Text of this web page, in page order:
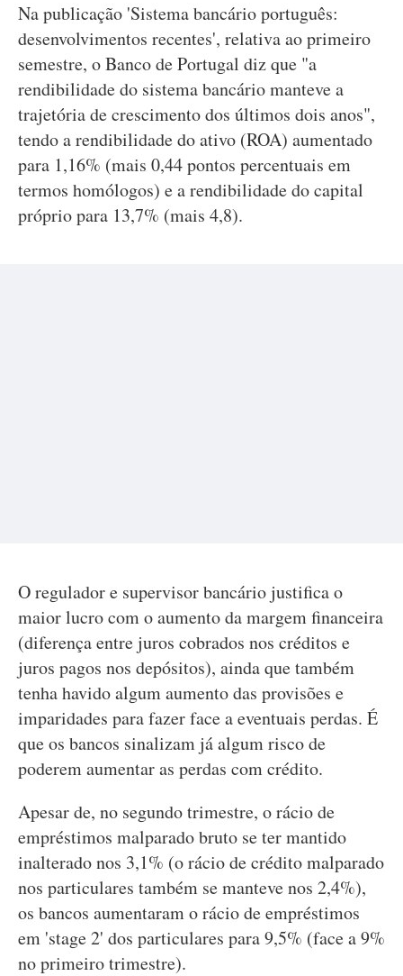
Na publicação 'Sistema bancário português:
desenvolvimentos recentes', relativa ao primeiro
semestre, o Banco de Portugal diz que "a
rendibilidade do sistema bancário manteve a
trajetória de crescimento dos últimos dois anos",
tendo a rendibilidade do ativo (ROA) aumentado
para 1,16% (mais 0,44 pontos percentuais em
termos homólogos) e a rendibilidade do capital
próprio para 13,7% (mais 4,8).
O regulador e supervisor bancário justifica o
maior lucro com o aumento da margem financeira
(diferença entre juros cobrados nos créditos e
juros pagos nos depósitos), ainda que também
tenha havido algum aumento das provisões e
imparidades para fazer face a eventuais perdas. É
que os bancos sinalizam já algum risco de
poderem aumentar as perdas com crédito.
Apesar de, no segundo trimestre, o rácio de
empréstimos malparado bruto se ter mantido
inalterado nos 3,1% (o rácio de crédito malparado
nos particulares também se manteve nos 2,4%),
os bancos aumentaram o rácio de empréstimos
em 'stage 2' dos particulares para 9,5% (face a 9%
no primeiro trimestre).